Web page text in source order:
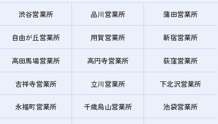
渋谷営業所 品川営業所 蒲田営業所
自由が丘営業所 用賀営業所 新宿営業所
高田馬場営業所 高円寺営業所 荻窪営業所
吉祥寺営業所 立川営業所 下北沢営業所
永福町営業所 千歳烏山営業所 池袋営業所